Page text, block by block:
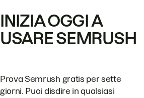
INIZIA OGGI A
USARE SEMRUSH
Prova Semrush gratis per sette
giorni. Puoi disdire in qualsiasi